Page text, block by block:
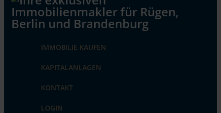
IMMOBILIE KAUFEN
KAPITALANLAGEN
KONTAKT
LOGIN